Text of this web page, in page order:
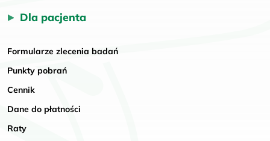
Dla pacjenta
Formularze zlecenia badań
Punkty pobrań
Cennik
Dane do płatności
Raty